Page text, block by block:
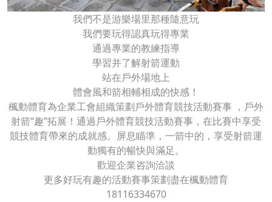
我們不是游樂場里那種隨意玩
我們要玩得認真玩得專業
通過專業的教練指導
學習并了解射箭運動
站在戶外場地上
體會風和箭相輔相成的快感！
楓動體育為企業工會組織策劃戶外體育競技活動賽事 ，戶外
射箭“趣”拓展！通過戶外體育競技活動賽事，在比賽中享受
競技體育帶來的成就感。屏息瞄準，一箭中的，享受射箭運
動獨有的暢快與滿足。
歡迎企業咨詢洽談
更多好玩有趣的活動賽事策劃盡在楓動體育
18116334670